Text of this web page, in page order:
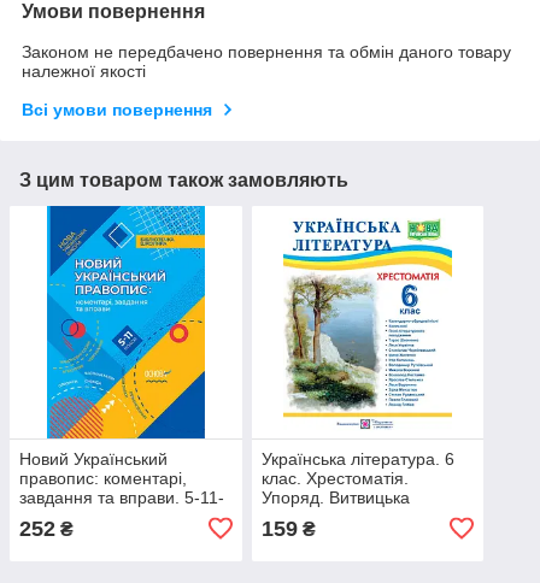
Умови повернення
Законом не передбачено повернення та обмін даного товару
належної якості
Всі умови повернення
З цим товаром також замовляють
Новий Український
правопис: коментарі,
завдання та вправи. 5-11-
252 ₴
Українська література. 6
клас. Хрестоматія.
Упоряд. Витвицька
159₴